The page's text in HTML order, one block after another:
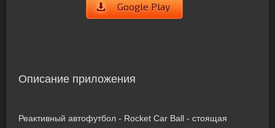
Google Play
Описание приложения
Реактивный автофутбол - Rocket Car Ball - стоящая